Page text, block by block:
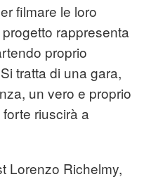
filmare le loro
rappresenta
proprio
tratta di una gara,
un vero e proprio
riuscirà a
Lorenzo Richelmy,